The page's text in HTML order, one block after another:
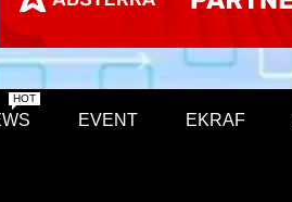
HOT
EVENT EKRAF